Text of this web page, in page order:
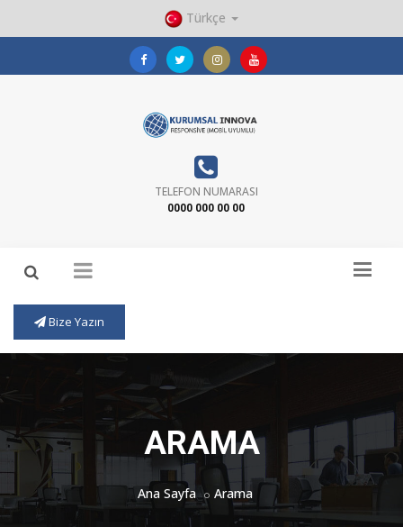
Türkçe
TELEFON NUMARASI
0000 000 00 00
Bize Yazın
ARAMA
Ana Sayfa Arama